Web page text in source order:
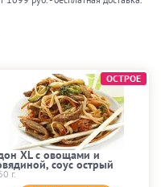
XL с овощами и
соус острый
г.
ОСТРОЕ